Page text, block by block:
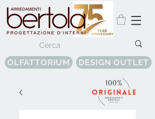
OLFATTORIUM DESIGN OUTLET